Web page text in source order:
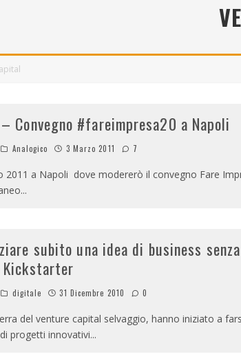
THE NEW #ASICS #RUNNING #SHOES IN
Convegno #fareimpresa20 a Napoli
Analogico 3 Marzo 2011 7
2011 a Napoli dove modererò il convegno Fare
...
subito una idea di business
Kickstarter
digitale 31 Dicembre 2010 0
del venture capital selvaggio, hanno iniziato a
progetti innovativi...